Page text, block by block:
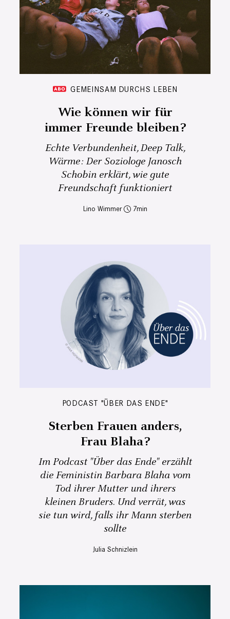
GEMEINSAM DURCHS LEBEN
Wie können wir für
immer Freunde bleiben?
Echte Verbundenheit, Deep Talk,
Wärme: Der Soziologe Janosch
Schobin erklärt, wie gute
Freundschaft funktioniert
Lino Wimmer 7
PODCAST "ÜBER DAS ENDE"
Sterben Frauen anders,
Frau Blaha?
Im Podcast "Über das Ende" erzählt
die Feministin Barbara Blaha vom
Tod ihrer Mutter und ihrers
kleinen Bruders. Und verrät, was
sie tun wird, falls ihr Mann sterben
sollte
Julia Schnizlein